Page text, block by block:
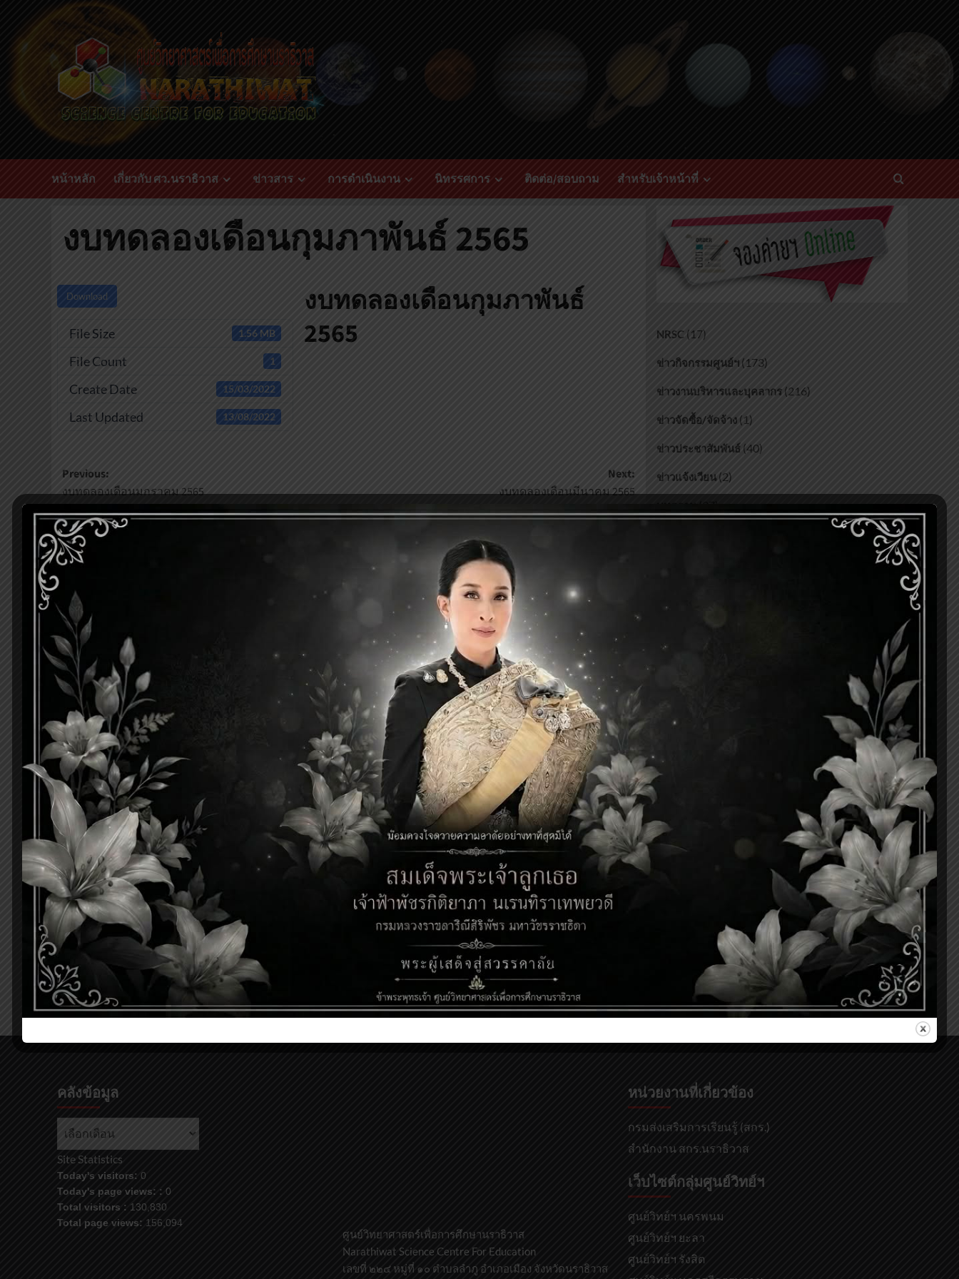
content
หน้าหลัก เกี่ยวกับ ศว.นราธิวาส ข่าวสาร การดำเนินงาน นิทรรศการ ติดต่อ/สอบถาม สำหรับเจ้าหน้าที่
งบทดลองเดือนกุมภาพันธ์ 2565
Download
File Size 1.56 MB
File Count 1
Create Date 15/03/2022
Last Updated 13/08/2022
งบทดลองเดือนกุมภาพันธ์
2565
Post
navigation
Previous:
งบทดลองเดือนมกราคม 2565
Next:
งบทดลองเดือนมีนาคม 2565
อีเมลของคุณจะไม่แสดงให้คนอื่นเห็น ช่องข้อมูลจำเป็นถูกทำเครื่องหมาย
ความเห็น
ชื่อ อีเมล
เว็บไซต์
NRSC(17)
ข่าวกิจกรรมศูนย์ฯ(173)
ข่าวงานบริหารและบุคลากร(216)
ข่าวจัดซื้อ/จัดจ้าง(1)
ข่าวประชาสัมพันธ์(40)
ข่าวแจ้งเวียน(2)
เครื่องตะบันน้ำ Hidraulic Ram Pump
Continue withFacebook
Continue withGoogle
คลังข้อมูล
คลัง
Site Statistics
Today's visitors: 0
Today's page views: : 0
Total visitors : 130,830
Total page views: 156,094
ศูนย์วิทยาศาสตร์เพื่อการศึกษานราธิวาส
Narathiwat Science Centre For Education
เลขที่ ๒๒๔ หมู่ที่ ๑๐ ตำบลลำภู อำเภอเมือง จังหวัดนราธิวาส
หน่วยงานที่เกี่ยวข้อง
กรมส่งเสริมการเรียนรู้ (สกร.)
สำนักงาน สกร.นราธิวาส
เว็บไซต์กลุ่มศูนย์วิทย์ฯ
ศูนย์วิทย์ฯ นครพนม
ศูนย์วิทย์ฯ ยะลา
ศูนย์วิทย์ฯ รังสิต